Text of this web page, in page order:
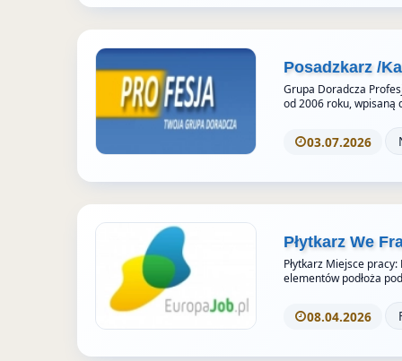
s
Posadzkarz /
Grupa Doradcza
od 2006 roku, wpisaną
03.07.2026
Płytkarz We
Płytkarz Miejsce
elementów podłoża
08.04.2026